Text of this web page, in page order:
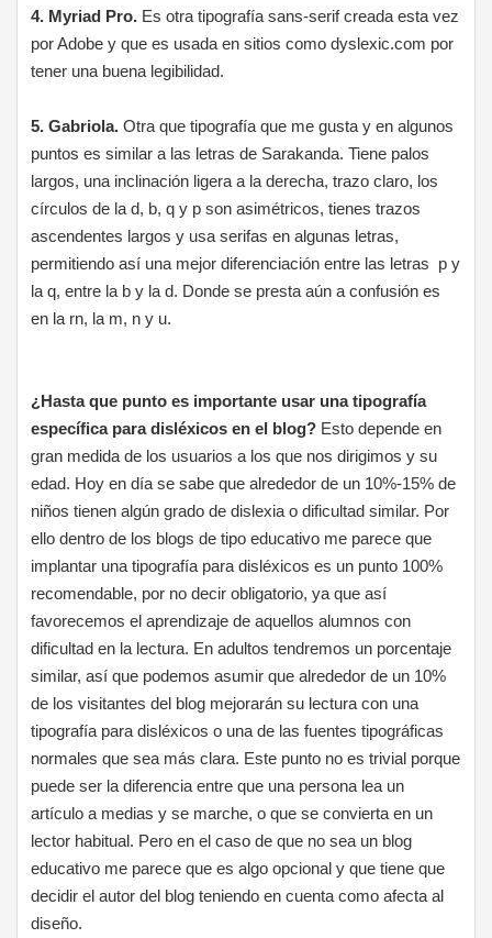
4. Myriad Pro. Es otra tipografía sans-serif creada esta vez
por Adobe y que es usada en sitios como dyslexic.com por
tener una buena legibilidad.
5. Gabriola. Otra que tipografía que me gusta y en algunos
puntos es similar a las letras de Sarakanda. Tiene palos
largos, una inclinación ligera a la derecha, trazo claro, los
círculos de la d, b, q y p son asimétricos, tienes trazos
ascendentes largos y usa serifas en algunas letras,
permitiendo así una mejor diferenciación entre las letras p y
la q, entre la b y la d. Donde se presta aún a confusión es
en la rn, la m, n y u.
¿Hasta que punto es importante usar una tipografía
específica para disléxicos en el blog? Esto depende en
gran medida de los usuarios a los que nos dirigimos y su
edad. Hoy en día se sabe que alrededor de un 10%-15% de
niños tienen algún grado de dislexia o dificultad similar. Por
ello dentro de los blogs de tipo educativo me parece que
implantar una tipografía para disléxicos es un punto 100%
recomendable, por no decir obligatorio, ya que así
favorecemos el aprendizaje de aquellos alumnos con
dificultad en la lectura. En adultos tendremos un porcentaje
similar, así que podemos asumir que alrededor de un 10%
de los visitantes del blog mejorarán su lectura con una
tipografía para disléxicos o una de las fuentes tipográficas
normales que sea más clara. Este punto no es trivial porque
puede ser la diferencia entre que una persona lea un
artículo a medias y se marche, o que se convierta en un
lector habitual. Pero en el caso de que no sea un blog
educativo me parece que es algo opcional y que tiene que
decidir el autor del blog teniendo en cuenta como afecta al
diseño.